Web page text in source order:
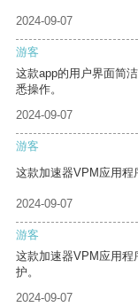
2024-09-07
游客
这款app的用户界面简
悉操作。
2024-09-07
游客
这款加速器VPM应用程
2024-09-07
游客
这款加速器VPM应用程
护。
2024-09-07